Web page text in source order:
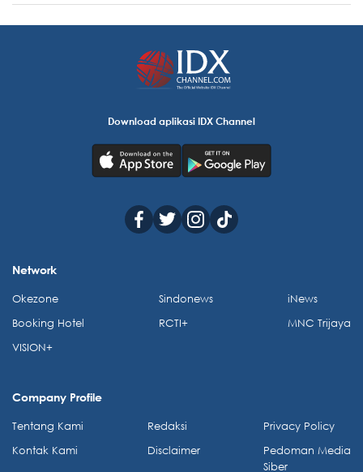
Download aplikasi IDX Channel
Network
Okezone
Booking Hotel
VISION+
Sindonews
RCTI+
iNews
MNC Trijaya
Company Profile
Tentang Kami
Kontak Kami
Redaksi
Disclaimer
Privacy Policy
Pedoman Media
Siber